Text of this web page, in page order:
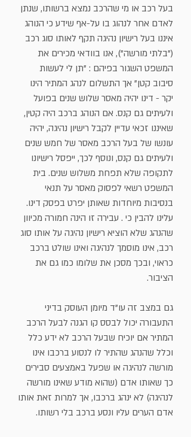
בעל רכב או מי שהרכב נמצא ברשותו, שנתן
לאדם אחר לנהוג בו על-אף שידע כי הנוהג
איננו בעל רישיון נהיגה תקף לאותו סוג רכב
("בלתי מורשה"), אנו בוודאי מכירים את
המשפט השגור בפיהם : "תן לי לעשות
סיבוב קטן" אך התשלום לנהג המתיר הינו
יקר - דינו יהיה מאסר שלוש שנים בפועל
ולעיתים גם קנס. אם הנוהג ברכב היה קטין,
שאיננו זכאי עדיין לקבל רישיון נהיגה, יהיה
עונשו של בעל הרכב מאסר של חמש שנים
ולעיתים גם קנס, ונוסף לכך, ייפסל רישיונו
לתקופה שלא תפחת משלוש שנים. בית
המשפט רשאי לפסוק מאסר על תנאי
בנסיבות מיוחדות שאותן יפרט בפסק דינו.
עלינו להבין כי . עבירה זו הינה חמורה מכיוון
שהנהג שלא הוציא רישיון נהיגה על אותו סוג
רכב, אינו מוסמך לנהיגה ואינו שולט ברכב
כראוי, ובכך מסכן את שלומו כמו גם את
הציבור.
גם במצב זה עו"ד מיומן העוסק בדיני
התעבורה יכול לבסס קו הגנה לבעל הרכב
המתיר אם יוכיח שבעל הרכב לא ידע כלל
וכלל שהנהג שהתיר לו לנסוע ברכבו אינו
מורשה לנהיגה או שפעל באמצעים סבירים
כך שאותו אדם (שהוא מודע שאינו מורשה
לנהיגה) לא ינהג ברכבו, אך למרות זאת אותו
אדם הערים עליו ונסע ברכב בלי רשותו.